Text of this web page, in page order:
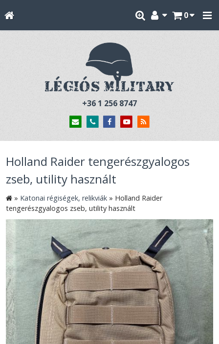
0
+36 1 256 8747
Holland Raider tengerészgyalogos
zseb, utility használt
» Katonai régiségek, relikviák » Holland Raider
tengerészgyalogos zseb, utility használt